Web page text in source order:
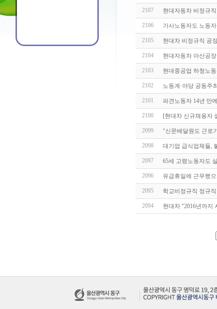
2107 현대자동차 비정규
2106 가사노동자도 노동
2105 현대차 비정규직 공
2104 현대자동차 아산공
2103 현대중공업 하청노
2102 노동계·야당 공동주
2101 파견노동자 14년 만
2100 [현대차 신규채용자
2099 "신문배달원도 근로
2098 대기업 급식업체들,
2097 65세 고령노동자도
2096 유급휴일에 근무했
2095 학교비정규직 정규
2094 현대차 "2016년까